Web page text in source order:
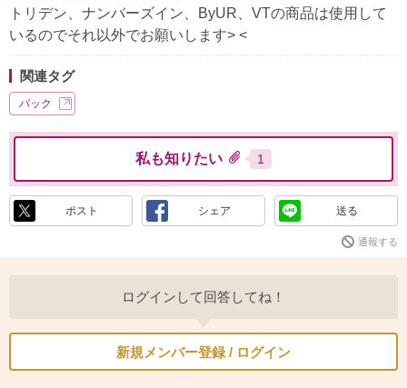
トリデン、ナンバーズイン、ByUR、VTの商品は使用して
いるのでそれ以外でお願いします> <
関連タグ
パック
私も知りたい 1
ポスト シェア 送る
通報する
ログインして回答してね！
新規メンバー登録 / ログイン